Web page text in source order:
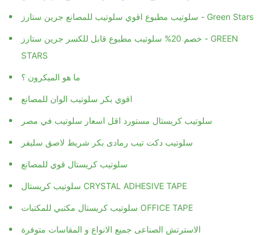
سلوتيب مطبوع اقوي سلوتيب للمصانع جرين ستارز - Green Stars
خصم 20% سلوتيب مطبوع قابل للكسر جرين ستارز - GREEN
STARS
ما هو الميكرون ؟
اقوي بكر سلوتيب الوان للمصانع
سلوتيب كريستال مستورد اقل اسعار سلوتيب في مصر
سلوتيب دكت تيب رمادى بكر شريط لاصق سليفر
سلوتيب كريستال قوي للمصانع
سلوتيب كريستال CRYSTAL ADHESIVE TAPE
سلوتيب كريستال مكتبي للمكتبات OFFICE TAPE
الاسترتش الصناعى جميع الانواع و المقاسات متوفرة